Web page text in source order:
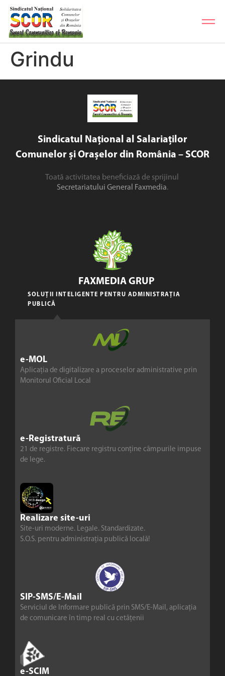
Grindu
Sindicatul Național al Salariaților
Comunelor și Orașelor din România – SCOR
Toată activitatea beneficiază de sprijinul
Secretariatului General Faxmedia.
e-MOL
Aplicația de digitalizare a proceselor administrative prin
Monitorul Oficial Local
e-Registratură
21 de registre. Fiecare registru conține câmpurile impuse
de lege.
Realizare site-uri
Site-uri moderne. Legale. Standardizate.
S.O.S. pentru administrația publică locală!
SIP-SMS/E-Mail
Serviciul de Informare publică prin SMS/E-Mail, aplicația
de comunicare în timp real cu cetățenii
e-SCIM
FAXMEDIA GRUP
SOLUȚII INTELIGENTE PENTRU ADMINISTRAȚIA
PUBLICĂ